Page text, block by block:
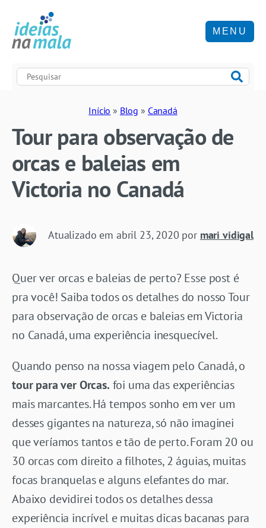
MENU
Início » Blog » Canadá
Tour para observação de
orcas e baleias em
Victoria no Canadá
Atualizado em abril 23, 2020 por mari vidigal
Quer ver orcas e baleias de perto? Esse post é
pra você! Saiba todos os detalhes do nosso Tour
para observação de orcas e baleias em Victoria
no Canadá, uma experiência inesquecível.
Quando penso na nossa viagem pelo Canadá, o
tour para ver Orcas. foi uma das experiências
mais marcantes. Há tempos sonho em ver um
desses gigantes na natureza, só não imaginei
que veríamos tantos e tão de perto. Foram 20 ou
30 orcas com direito a filhotes, 2 águias, muitas
focas branquelas e alguns elefantes do mar.
Abaixo devidirei todos os detalhes dessa
experiência incrível e muitas dicas bacanas para